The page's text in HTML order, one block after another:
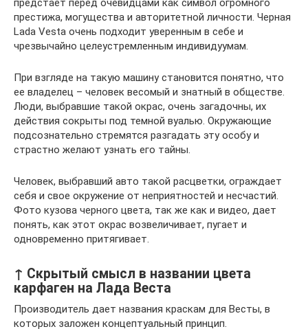
престижа, могущества и авторитетной личности. Черная
Lada Vesta очень подходит уверенным в себе и
чрезвычайно целеустремленным индивидуумам.
При взгляде на такую машину становится понятно, что
ее владелец – человек весомый и знатный в обществе.
Люди, выбравшие такой окрас, очень загадочны, их
действия сокрыты под темной вуалью. Окружающие
подсознательно стремятся разгадать эту особу и
страстно желают узнать его тайны.
Человек, выбравший авто такой расцветки, ограждает
себя и свое окружение от неприятностей и несчастий.
Фото кузова черного цвета, так же как и видео, дает
понять, как этот окрас возвеличивает, пугает и
одновременно притягивает.
↑ Скрытый смысл в названии цвета
карфаген на Лада Веста
Производитель дает названия краскам для Весты, в
которых заложен концептуальный принцип.